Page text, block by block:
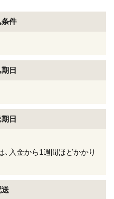
条件
日
日
入金から1週間ほどかかり